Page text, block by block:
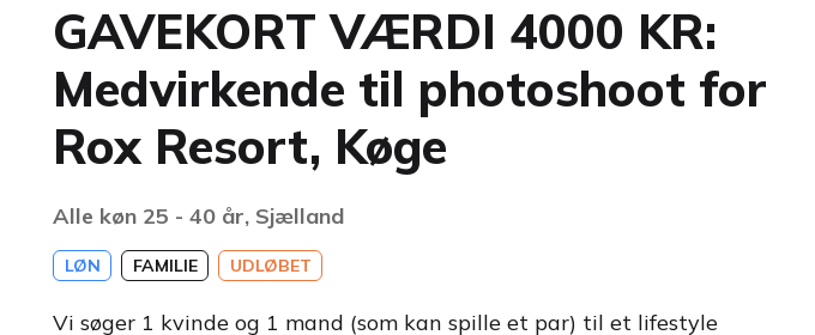
GAVEKORT VÆRDI 4000 KR:
Medvirkende til photoshoot for
Rox Resort, Køge
Alle køn 25 - 40 år, Sjælland
LØN FAMILIE UDLØBET
Vi søger 1 kvinde og 1 mand (som kan spille et par) til et lifestyle